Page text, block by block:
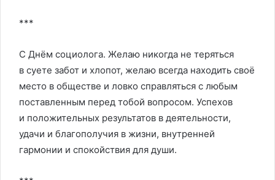
***
С Днём социолога. Желаю никогда не теряться
в суете забот и хлопот, желаю всегда находить своё
место в обществе и ловко справляться с любым
поставленным перед тобой вопросом. Успехов
и положительных результатов в деятельности,
удачи и благополучия в жизни, внутренней
гармонии и спокойствия для души.